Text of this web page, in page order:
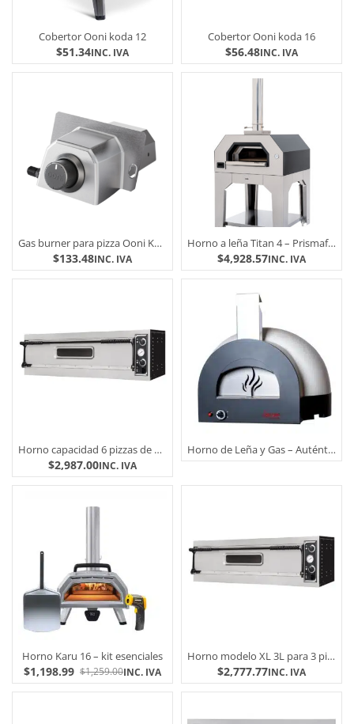
Cobertor Ooni koda 12
$51.34INC. IVA
Cobertor Ooni koda 16
$56.48INC. IVA
Gas burner para pizza Ooni Karu 12 y Karu 16
$133.48INC. IVA
Horno a leña Titan 4 – Prismafood
$4,928.57INC. IVA
Horno capacidad 6 pizzas de 35 cm
$2,987.00INC. IVA
Horno de Leña y Gas – Auténtico napoletano 60 cm
Horno Karu 16 – kit esenciales
$1,259.00
$1,198.99 INC. IVA
Horno modelo XL 3L para 3 pizzas de 35 cm
$2,777.77INC. IVA